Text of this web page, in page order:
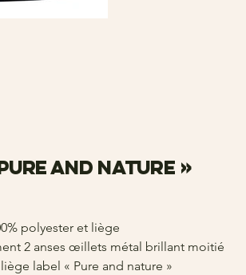
and nature »
polyester et liège
2 anses œillets métal brillant moitié
label « Pure and nature »